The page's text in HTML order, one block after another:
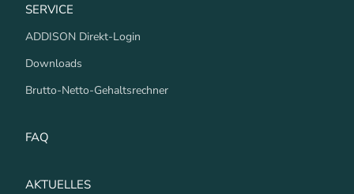
SERVICE
ADDISON Direkt-Login
Downloads
Brutto-Netto-Gehaltsrechner
FAQ
AKTUELLES